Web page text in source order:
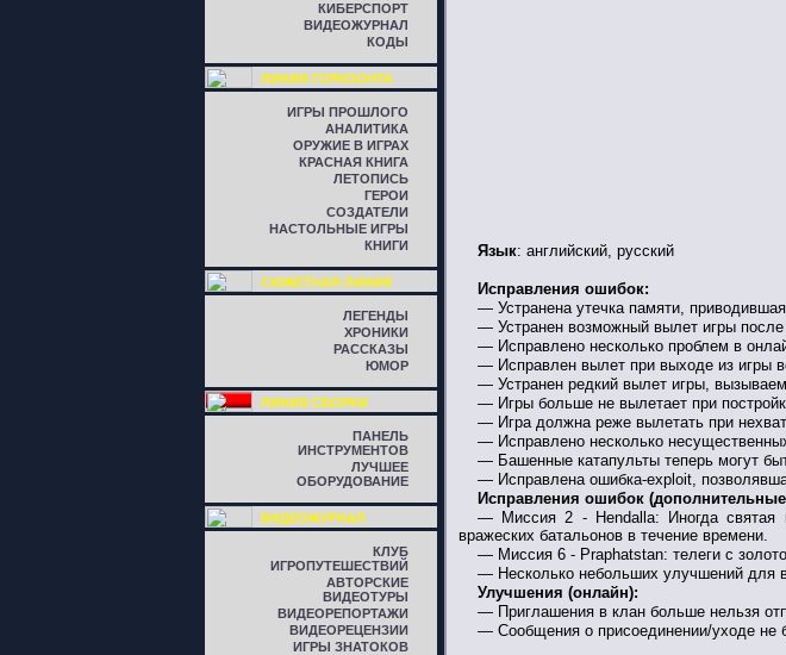
КИБЕРСПОРТ
ВИДЕОЖУРНАЛ
КОДЫ
ЛИНИЯ ГОРИЗОНТА
ИГРЫ ПРОШЛОГО
АНАЛИТИКА
ОРУЖИЕ В ИГРАХ
КРАСНАЯ КНИГА
ЛЕТОПИСЬ
ГЕРОИ
СОЗДАТЕЛИ
НАСТОЛЬНЫЕ ИГРЫ
КНИГИ
СЮЖЕТНАЯ ЛИНИЯ
ЛЕГЕНДЫ
ХРОНИКИ
РАССКАЗЫ
ЮМОР
ЛИНИЯ СБОРКИ
ПАНЕЛЬ
ИНСТРУМЕНТОВ
ЛУЧШЕЕ
ОБОРУДОВАНИЕ
ВИДЕОЖУРНАЛ
КЛУБ
ИГРОПУТЕШЕСТВИЙ
АВТОРСКИЕ
ВИДЕОТУРЫ
ВИДЕОРЕПОРТАЖИ
ВИДЕОРЕЦЕНЗИИ
ИГРЫ ЗНАТОКОВ
Язык: английский, русский
Исправления ошибок:
— Устранена утечка памяти,
— Устранен возможный вылет игры
— Исправлено несколько проблем в
— Исправлен вылет при выходе из игры
— Устранен редкий вылет игры,
— Игры больше не вылетает при
— Игра должна реже вылетать при
— Исправлено несколько
— Башенные катапульты теперь могут
— Исправлена ошибка-exploit,
Исправления ошибок
— Миссия 2 - Hendalla: Иногда святая
вражеских батальонов в течение времени.
— Миссия 6 - Praphatstan: телеги с
— Несколько небольших улучшений для
Улучшения (онлайн):
— Приглашения в клан больше нельзя
— Сообщения о присоединении/уходе не